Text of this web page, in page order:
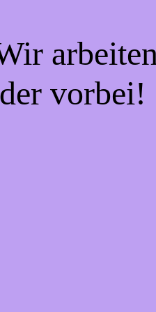
vorbei!